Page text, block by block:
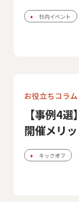
社内イベント
お役立ちコラム
【事例4
開催メリ
キックオフ